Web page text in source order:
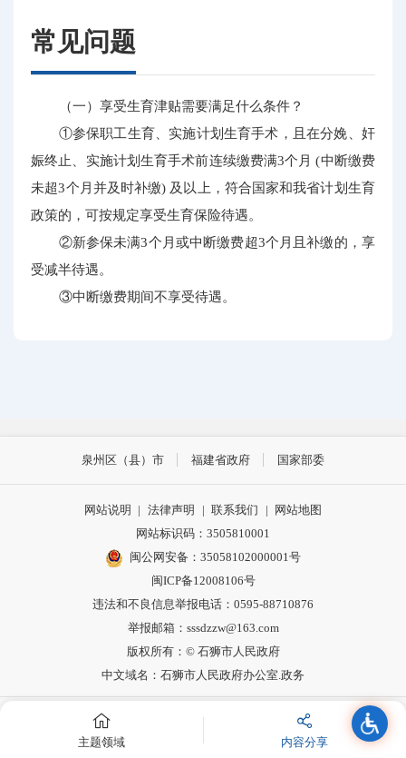
常见问题
（一）享受生育津贴需要满足什么条件？
①参保职工生育、实施计划生育手术，且在分娩、奸
娠终止、实施计划生育手术前连续缴费满3个月 (中断缴费
未超3个月并及时补缴) 及以上，符合国家和我省计划生育
政策的，可按规定享受生育保险待遇。
②新参保未满3个月或中断缴费超3个月且补缴的，享
受减半待遇。
③中断缴费期间不享受待遇。
泉州区（县）市 福建省政府 国家部委
网站说明 | 法律声明 | 联系我们 |
网站地图
网站标识码：3505810001
闽公网安备：35058102000001号
闽ICP备12008106号
违法和不良信息举报电话：0595-88710876
举报邮箱：sssdzzw@163.com
版权所有：© 石狮市人民政府
中文域名：石狮市人民政府办公室.政务
主办：石狮市人民政府办公室主办
主题领域
内容分享